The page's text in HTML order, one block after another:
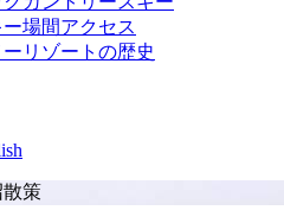
ー場間アクセス
ーリゾートの歴史
策